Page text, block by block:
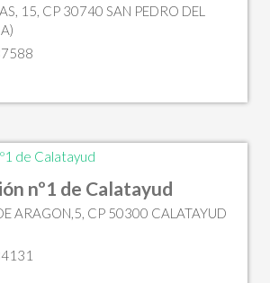
15, CP 30740 SAN PEDRO DEL
nº1 de Calatayud
ARAGON,5, CP 50300 CALATAYUD